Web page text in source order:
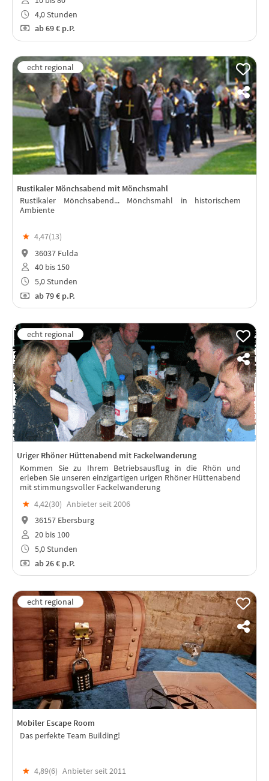
4,0 Stunden
ab69 € p.P.
Rustikaler Mönchsabend mit Mönchsmahl
Rustikaler Mönchsabend... Mönchsmahl in historischem
Ambiente
★ 4,47(13)
36037 Fulda
40 bis 150
5,0 Stunden
ab79 € p.P.
Uriger Rhöner Hüttenabend mit Fackelwanderung
Kommen Sie zu Ihrem Betriebsausflug in die Rhön und
erleben Sie unseren einzigartigen urigen Rhöner Hüttenabend
mit stimmungsvoller Fackelwanderung
★ 4,42(30) Anbieter seit 2006
36157 Ebersburg
20 bis 100
5,0 Stunden
ab26 € p.P.
Mobiler Escape Room
Das perfekte Team Building!
★ 4,89(6) Anbieter seit 2011